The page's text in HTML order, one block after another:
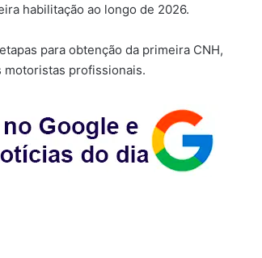
habilitação ao longo de 2026.
para obtenção da primeira CNH,
motoristas profissionais.